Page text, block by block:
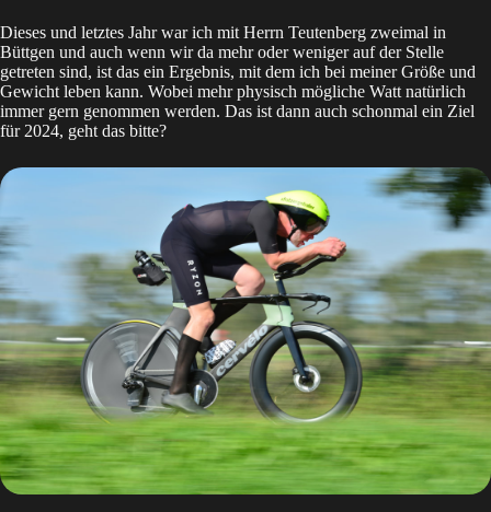
Dieses und letztes Jahr war ich mit Herrn Teutenberg zweimal in
Büttgen und auch wenn wir da mehr oder weniger auf der Stelle
getreten sind, ist das ein Ergebnis, mit dem ich bei meiner Größe und
Gewicht leben kann. Wobei mehr physisch mögliche Watt natürlich
immer gern genommen werden. Das ist dann auch schonmal ein Ziel
für 2024, geht das bitte?